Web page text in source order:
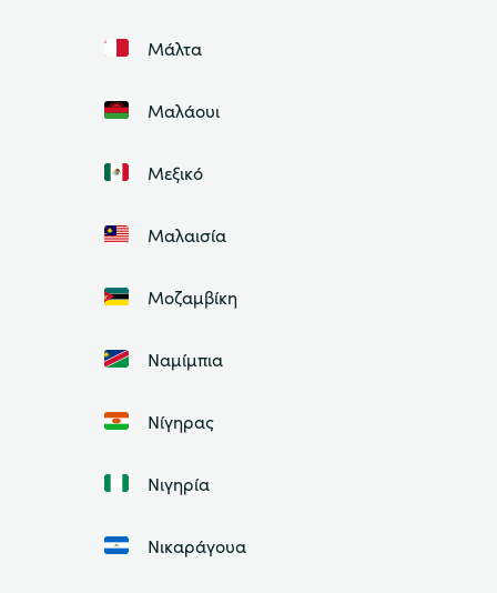
Μάλτα
Μαλάουι
Μεξικό
Μαλαισία
Μοζαμβίκη
Ναμίμπια
Νίγηρας
Νιγηρία
Νικαράγουα